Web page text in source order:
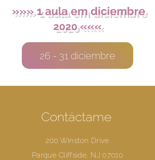
»»» 1 aula em diciembre
2020 «««
26 - 31 diciembre
Contáctame
200 Winston Drive
Parque Cliffside, NJ 07010